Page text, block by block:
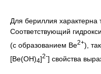
Для бериллия характерна
Соответствующий
(с образованием Be2+),
[Be(OH)4]2-] свойства